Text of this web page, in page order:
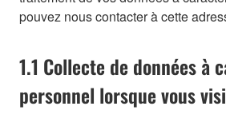
pouvez nous contacter à cette
1.1 Collecte de données à
personnel lorsque vous